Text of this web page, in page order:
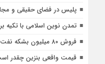
پلیس در فضای حقیقی و
تمدن نوین اسلامی با
فروش ۸۰ میلیون بشکه نفت ایران پس از توافق اسلام آباد
قیمت واقعی بنزین چقدر